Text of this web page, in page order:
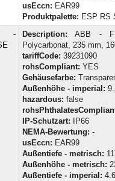
usEccn: EAR99
Produktpalette: ESP RS
-
Description: ABB -
Polycarbonat, 235 mm,
tariffCode: 39231090
rohsCompliant: YES
Gehäusefarbe:
Außenhöhe - imperial:
hazardous: false
IP-Schutzart: IP66
NEMA-Bewertung: -
usEccn: EAR99
Außentiefe - metrisch:
Außenhöhe - metrisch:
Außentiefe - imperial: